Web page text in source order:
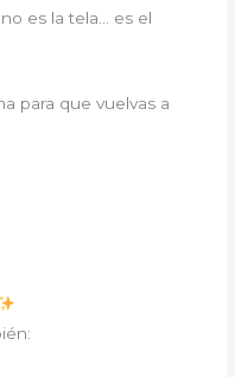
es la tela… es el
para que vuelvas a